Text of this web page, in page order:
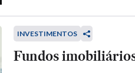
INVESTIMENTOS
Fundos